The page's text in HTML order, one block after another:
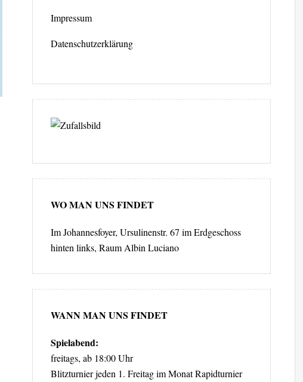
Impressum
Datenschutzerklärung
WO MAN UNS FINDET
Im Johannesfoyer, Ursulinenstr. 67 im Erdgeschoss
hinten links, Raum Albin Luciano
WANN MAN UNS FINDET
Spielabend:
freitags, ab 18:00 Uhr
Blitzturnier jeden 1. Freitag im Monat Rapidturnier